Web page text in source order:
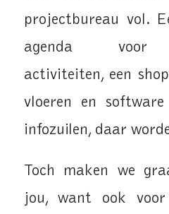
projectbureau vol.
agenda voor
activiteiten, een
vloeren en
infozuilen, daar
Toch maken we
jou, want ook